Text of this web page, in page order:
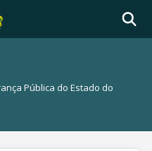
Pública do Estado do